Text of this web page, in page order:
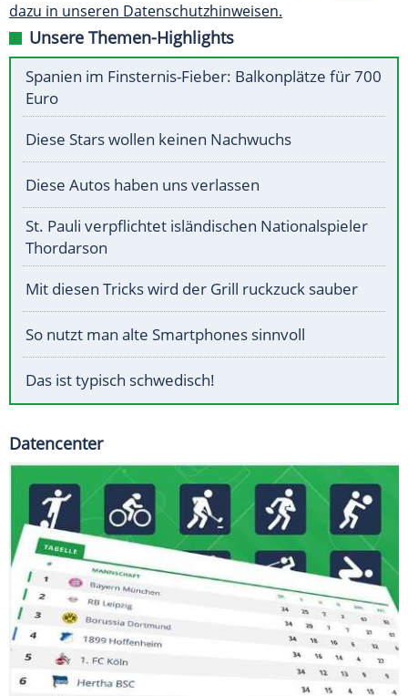
dazu in unseren Datenschutzhinweisen.
Unsere Themen-Highlights
Spanien im Finsternis-Fieber: Balkonplätze für 700
Euro
Diese Stars wollen keinen Nachwuchs
Diese Autos haben uns verlassen
St. Pauli verpflichtet isländischen Nationalspieler
Thordarson
Mit diesen Tricks wird der Grill ruckzuck sauber
So nutzt man alte Smartphones sinnvoll
Das ist typisch schwedisch!
Datencenter